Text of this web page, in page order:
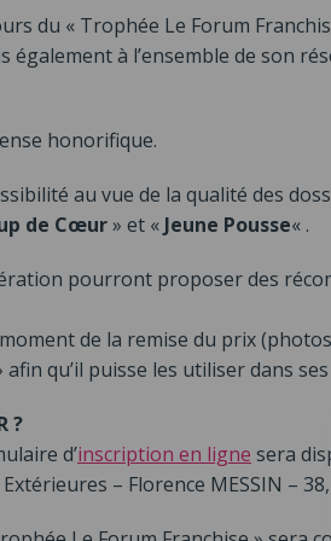
du « Trophée Le Forum
également à l’ensemble de son
honorifique.
au vue de la qualité des
de Cœur» et « Jeune Pousse« .
pourront proposer des
de la remise du prix
afin qu’il puisse les utiliser dans
?
d’inscription en ligne sera
– Florence MESSIN –